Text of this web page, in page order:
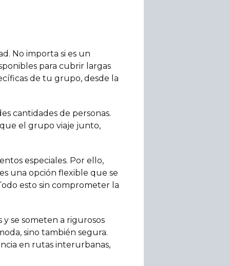
No importa si es un
para cubrir largas
de tu grupo, desde la
cantidades de personas.
que el grupo viaje junto,
especiales. Por ello,
una opción flexible que se
esto sin comprometer la
se someten a rigurosos
sino también segura.
en rutas interurbanas,